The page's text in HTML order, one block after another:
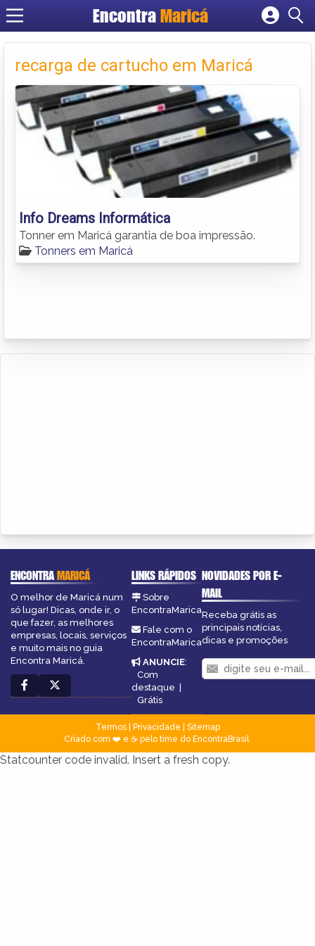
EncontraMaricá
Cadastrar empresa
Criar conta
recarga de cartucho em Maricá
Info Dreams Informática
Tonner em Maricá garantia de boa impressão.
Tonners em Maricá
ENCONTRAMARICÁ
O melhor de Maricá num
só lugar! Dicas, onde ir, o
que fazer, as melhores
empresas, locais, serviços
e muito mais no guia
Encontra Maricá.
LINKS RÁPIDOS
Sobre
EncontraMarica
Fale com o
EncontraMarica
ANUNCIE:
Com
destaque |
Grátis
NOVIDADES POR E-
MAIL
Receba grátis as
principais notícias,
dicas e promoções
Termos| Privacidade
Sitemap
Criado com ❤️ e ☕ pelo time do EncontraBrasil
Statcounter code invalid. Insert a fresh copy.